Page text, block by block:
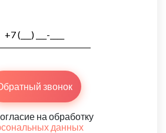
звонок
на обработку
данных